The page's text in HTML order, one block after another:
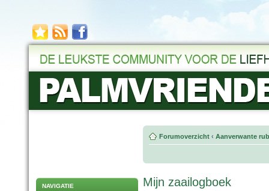
NAVIGATIE
Forumoverzicht ‹ Aanverwante
Mijn zaailogboek